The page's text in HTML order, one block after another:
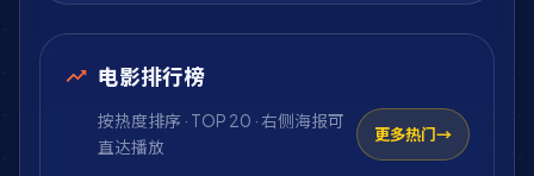
电影排行榜
按热度排序 · TOP 20 · 右侧海报可
直达播放
更多热门